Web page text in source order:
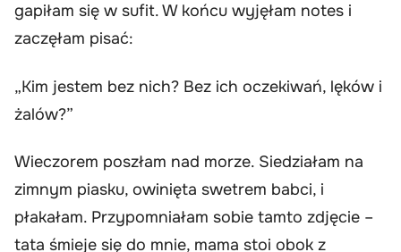
gapiłam się w sufit. W końcu wyjęłam notes i
zaczęłam pisać:
„Kim jestem bez nich? Bez ich oczekiwań, lęków i
żalów?”
Wieczorem poszłam nad morze. Siedziałam na
zimnym piasku, owinięta swetrem babci, i
płakałam. Przypomniałam sobie tamto zdjęcie –
tata śmieje się do mnie, mama stoi obok z